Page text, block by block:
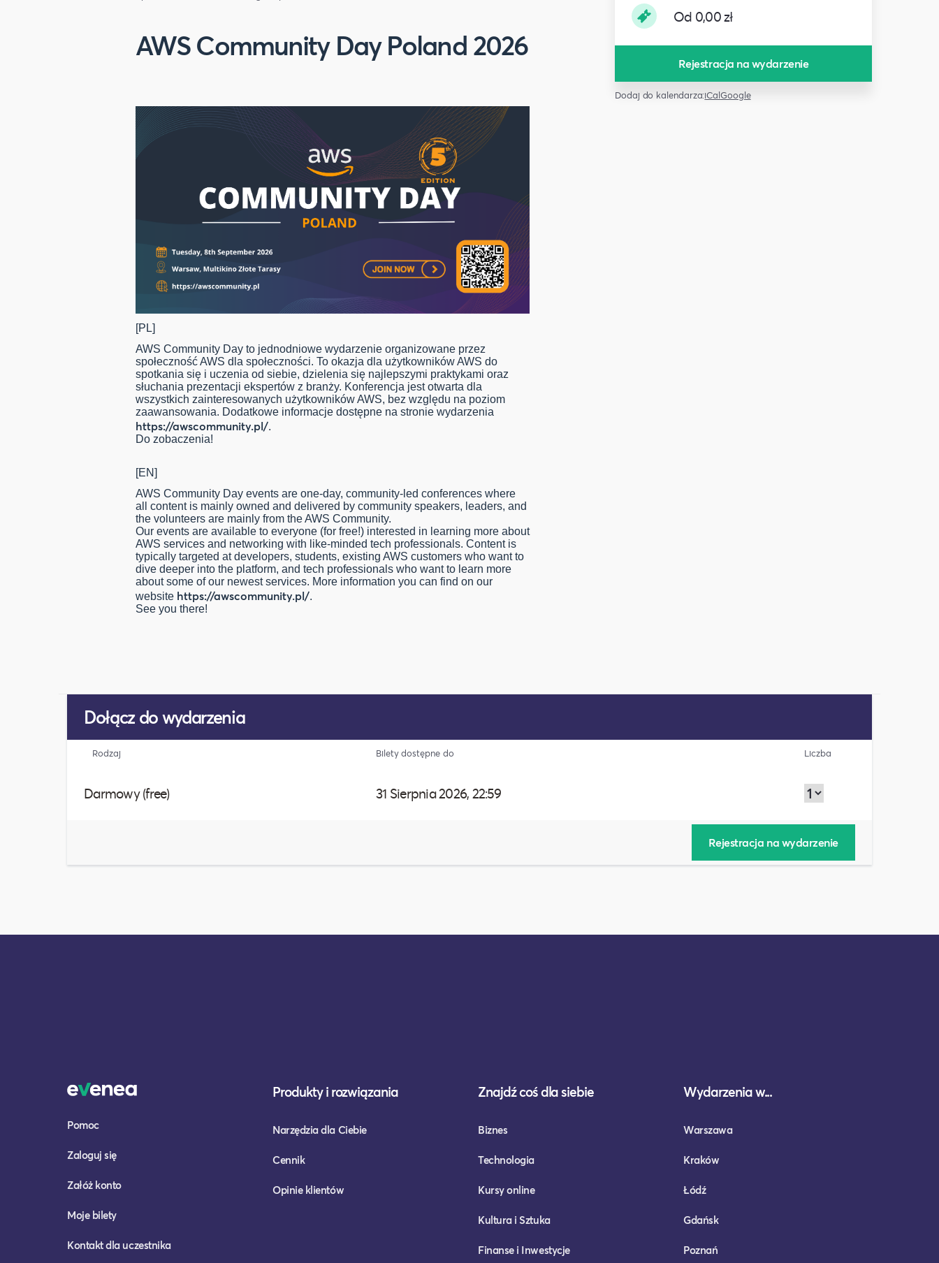
AWS Community Day Poland 2026
[PL]
AWS Community Day to jednodniowe wydarzenie organizowane przez
społeczność AWS dla społeczności. To okazja dla użytkowników AWS do
spotkania się i uczenia od siebie, dzielenia się najlepszymi praktykami oraz
słuchania prezentacji ekspertów z branży. Konferencja jest otwarta dla
wszystkich zainteresowanych użytkowników AWS, bez względu na poziom
zaawansowania. Dodatkowe informacje dostępne na stronie wydarzenia
https://awscommunity.pl/.
Do zobaczenia!
[EN]
AWS Community Day events are one-day, community-led conferences where
all content is mainly owned and delivered by community speakers, leaders, and
the volunteers are mainly from the AWS Community.
Our events are available to everyone (for free!) interested in learning more about
AWS services and networking with like-minded tech professionals. Content is
typically targeted at developers, students, existing AWS customers who want to
dive deeper into the platform, and tech professionals who want to learn more
about some of our newest services. More information you can find on our
website https://awscommunity.pl/.
See you there!
Od 0,00 zł
Rejestracja na wydarzenie
Dodaj do kalendarza:iCalGoogle
Dołącz do wydarzenia
Rodzaj Bilety dostępne do Liczba
Darmowy (free) 31 Sierpnia 2026, 22:59
Pomoc
Zaloguj się
Załóż konto
Moje bilety
Kontakt dla uczestnika
Produkty i rozwiązania
Narzędzia dla Ciebie
Cennik
Opinie klientów
Znajdź coś dla siebie
Biznes
Technologia
Kursy online
Kultura i Sztuka
Finanse i Inwestycje
Wydarzenia w...
Warszawa
Kraków
Łódź
Gdańsk
Poznań